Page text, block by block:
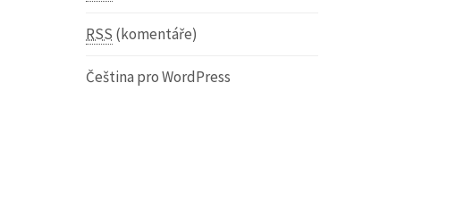
RSS (komentáře)
Čeština pro WordPress